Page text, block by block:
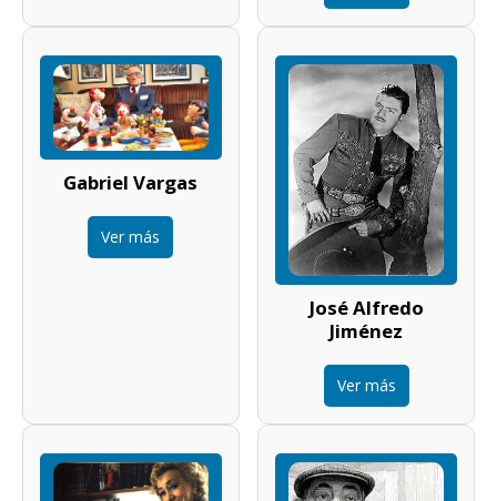
Gabriel Vargas
Ver más
José Alfredo
Jiménez
Ver más